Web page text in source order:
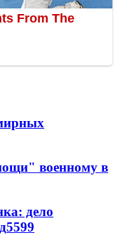
военному в
дело
5599